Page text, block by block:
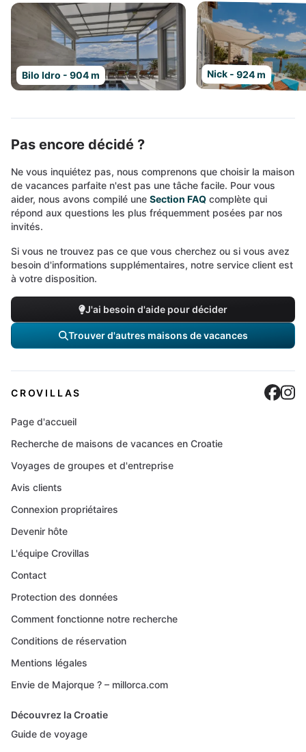
Bilo Idro - 904 m Nick - 924 m
Pas encore décidé ?
Ne vous inquiétez pas, nous comprenons que choisir la maison
de vacances parfaite n'est pas une tâche facile. Pour vous
aider, nous avons compilé une Section FAQ complète qui
répond aux questions les plus fréquemment posées par nos
invités.
Si vous ne trouvez pas ce que vous cherchez ou si vous avez
besoin d'informations supplémentaires, notre service client est
à votre disposition.
J'ai besoin d'aide pour décider
Trouver d'autres maisons de vacances
CROVILLAS
Page d'accueil
Recherche de maisons de vacances en Croatie
Voyages de groupes et d'entreprise
Avis clients
Connexion propriétaires
Devenir hôte
L'équipe Crovillas
Contact
Protection des données
Comment fonctionne notre recherche
Conditions de réservation
Mentions légales
Envie de Majorque ? – millorca.com
Découvrez la Croatie
Guide de voyage